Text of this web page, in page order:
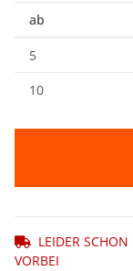
ab
5
10
LEIDER SCHON
VORBEI